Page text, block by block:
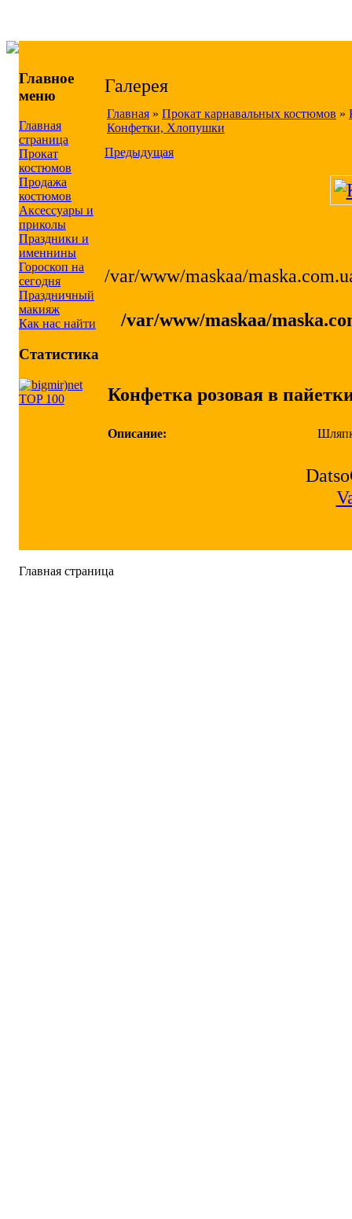
Главное
меню
Главная
страница
Прокат
костюмов
Продажа
костюмов
Аксессуары и
приколы
Праздники и
именнины
Гороскоп на
сегодня
Праздничный
макияж
Как нас найти
Статистика
Галерея
Главная » Прокат карнавальных костюмов »
Конфетки, Хлопушки
Предыдущая
/var/www/maskaa/
/var/www/maskaa/
Конфетка розовая в
Описание:
Главная страница